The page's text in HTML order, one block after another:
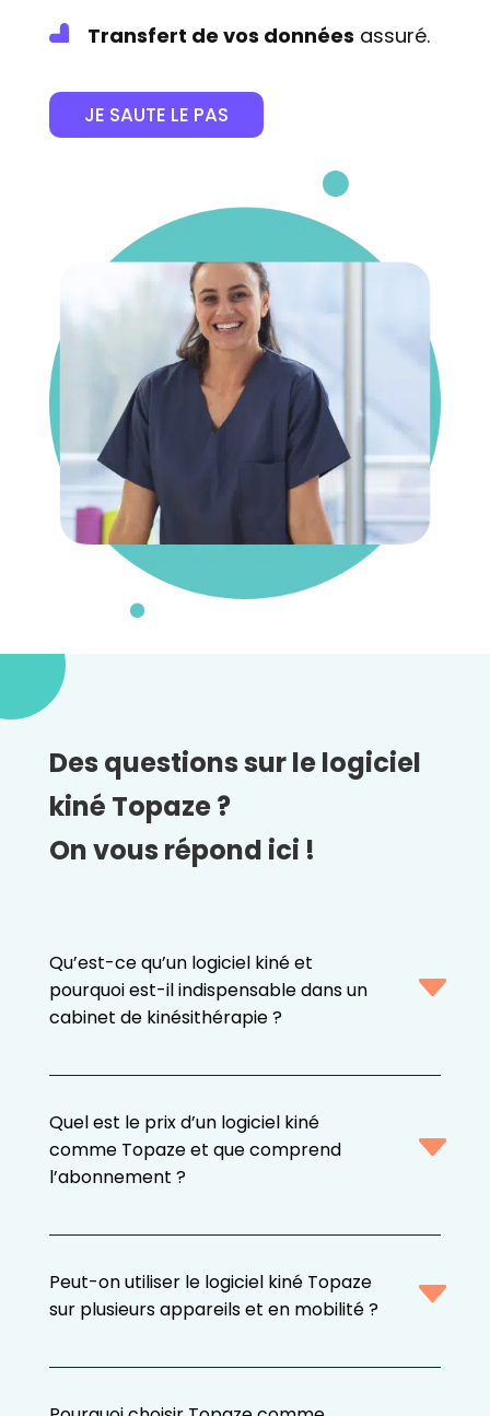
Transfert de vos données assuré.
JE SAUTE LE PAS
Des questions sur le logiciel
kiné Topaze ?
On vous répond ici !
Qu’est-ce qu’un logiciel kiné et
pourquoi est-il indispensable dans un
cabinet de kinésithérapie ?
Quel est le prix d’un logiciel kiné
comme Topaze et que comprend
l’abonnement ?
Peut-on utiliser le logiciel kiné Topaze
sur plusieurs appareils et en mobilité ?